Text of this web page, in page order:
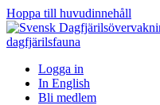
Hoppa till huvudinnehåll
Logga in
In English
Bli medlem